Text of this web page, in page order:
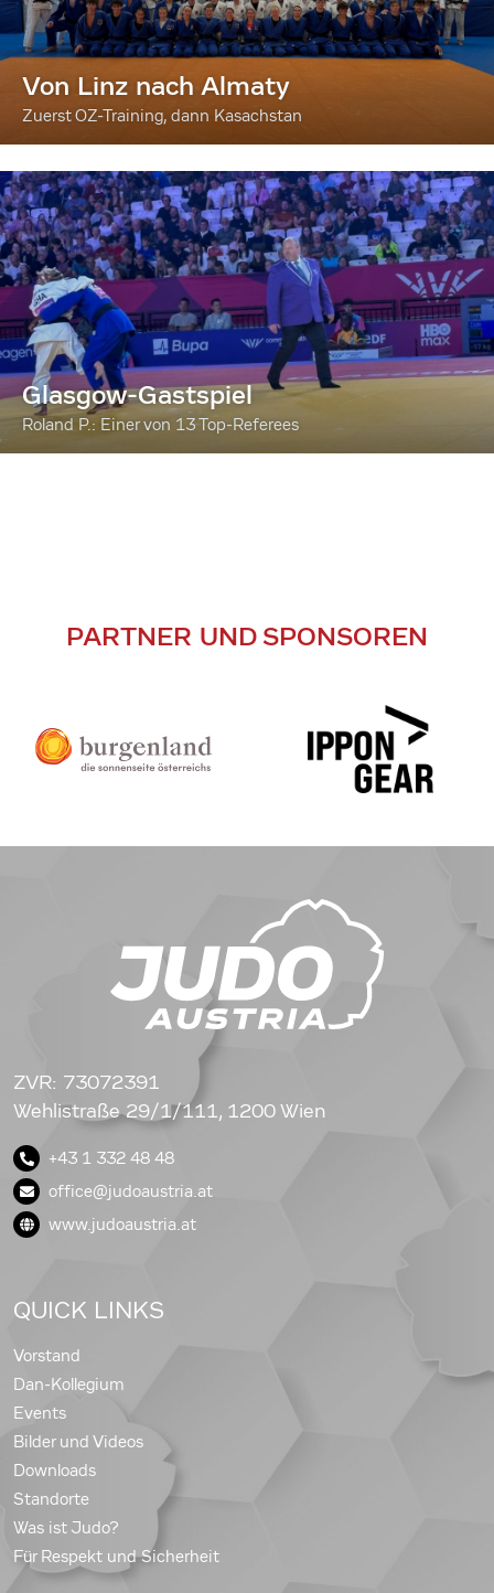
Von Linz nach Almaty
Zuerst OZ-Training, dann Kasachstan
Glasgow-Gastspiel
Roland P.: Einer von 13 Top-Referees
PARTNER UND SPONSOREN
ZVR: 73072391
Wehlistraße 29/1/111, 1200 Wien
+43 1 332 48 48
office@judoaustria.at
www.judoaustria.at
QUICK LINKS
Vorstand
Dan-Kollegium
Events
Bilder und Videos
Downloads
Standorte
Was ist Judo?
Für Respekt und Sicherheit